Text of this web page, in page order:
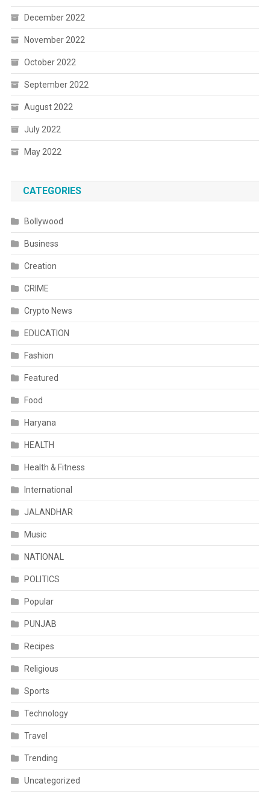
December 2022
November 2022
October 2022
September 2022
August 2022
July 2022
May 2022
CATEGORIES
Bollywood
Business
Creation
CRIME
Crypto News
EDUCATION
Fashion
Featured
Food
Haryana
HEALTH
Health & Fitness
International
JALANDHAR
Music
NATIONAL
POLITICS
Popular
PUNJAB
Recipes
Religious
Sports
Technology
Travel
Trending
Uncategorized